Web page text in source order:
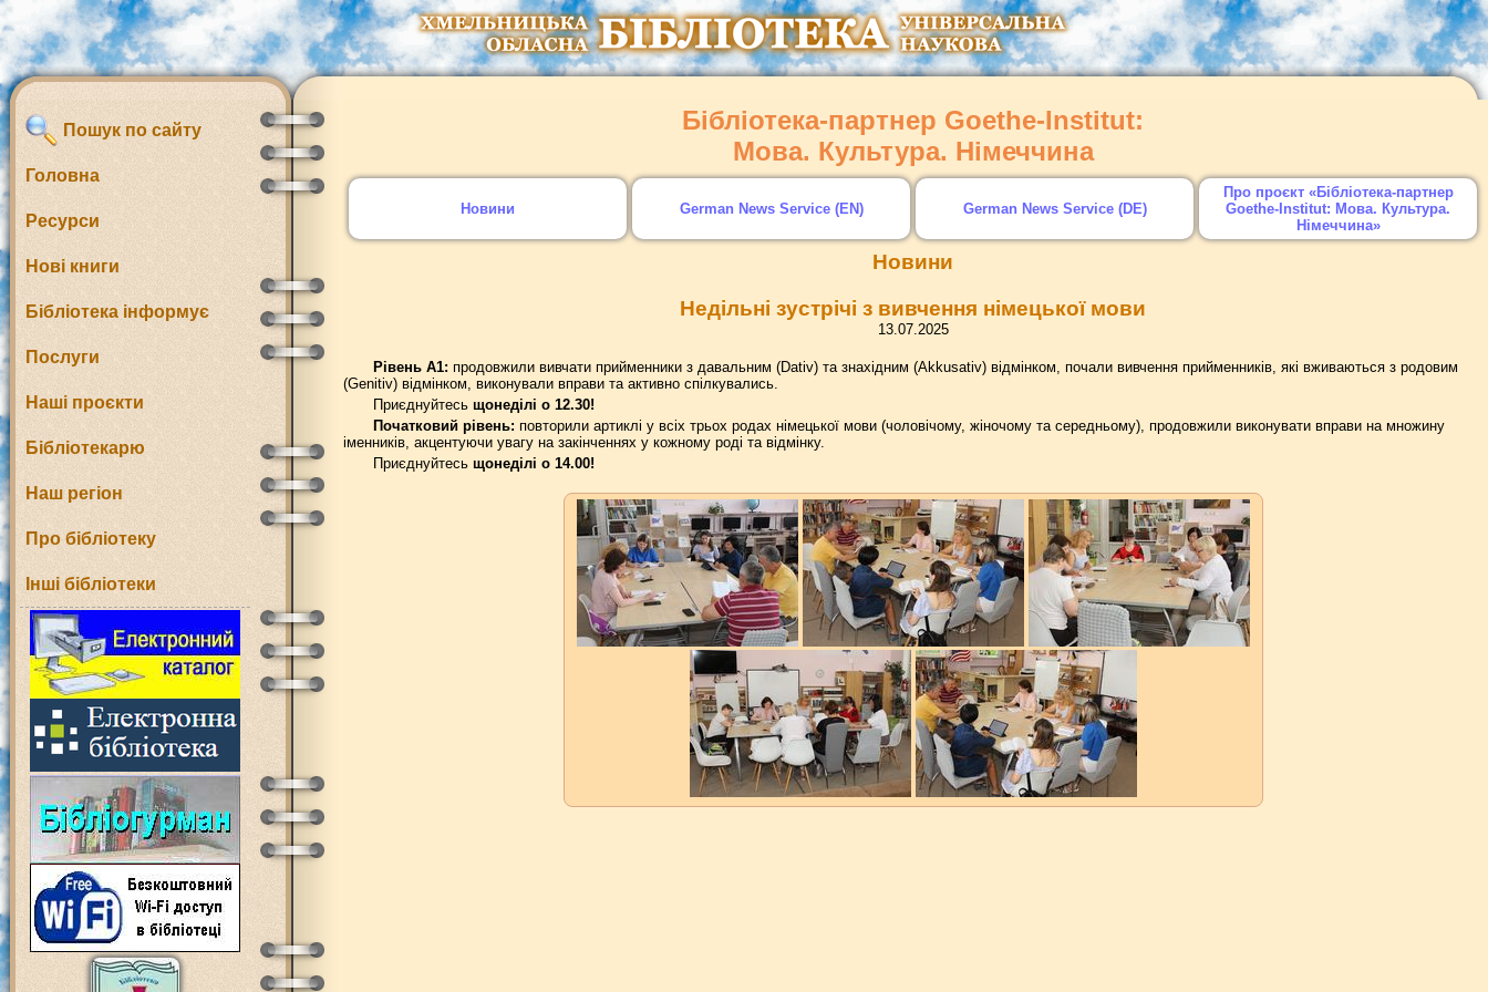
Пошук по сайту
Головна
Ресурси
Нові книги
Бібліотека інформує
Послуги
Наші проєкти
Бібліотекарю
Наш регіон
Про бібліотеку
Інші бібліотеки
Бібліотека-партнер Goethe-Institut:
Мова. Культура. Німеччина
Новини German News Service (EN) German News Service (DE)
Про проєкт «Бібліотека-партнер
Goethe-Institut: Мова. Культура.
Німеччина»
Новини
Недільні зустрічі з вивчення німецької мови
13.07.2025
Рівень А1: продовжили вивчати прийменники з давальним (Dativ) та знахідним (Akkusativ) відмінком, почали вивчення прийменників, які вживаються з родовим
(Genitiv) відмінком, виконували вправи та активно спілкувались.
Приєднуйтесь щонеділі о 12.30!
Початковий рівень: повторили артиклі у всіх трьох родах німецької мови (чоловічому, жіночому та середньому), продовжили виконувати вправи на множину
іменників, акцентуючи увагу на закінченнях у кожному роді та відмінку.
Приєднуйтесь щонеділі о 14.00!